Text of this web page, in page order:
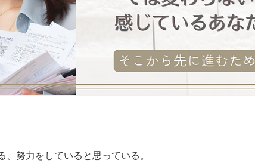
努力をしていると思っている。